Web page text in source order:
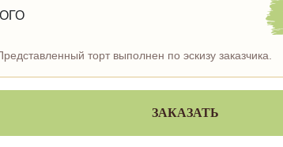
торт выполнен по эскизу заказчика.
ЗАКАЗАТЬ